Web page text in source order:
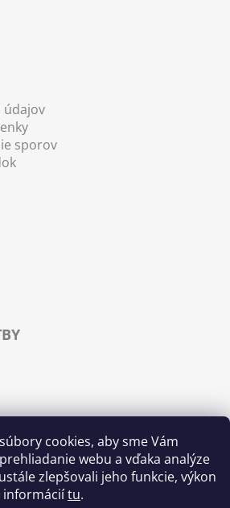
cookies, aby sme Vám
webu a vďaka analýze
zlepšovali jeho funkcie, výkon
informáciítu.
údajov
sporov